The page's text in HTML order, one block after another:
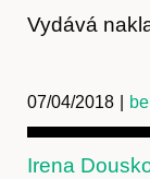
Vydává
07/04/2018
Irena